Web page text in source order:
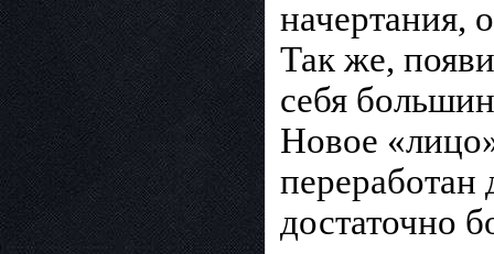
начертания,
Так же,
себя
Новое
переработан
достаточно